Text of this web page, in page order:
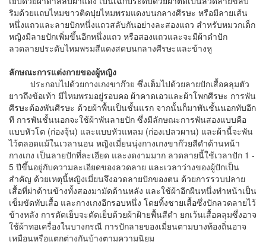
ริมด้วยแถบไหมขาวติดปุยไหมพรมแดงบนกลางศีรษะ หรือมีลายเส้น
หนึ่งแถวและลายปักหนึ่งแถวสลับกันอย่างละสองแถว สำหรับหมวกเด็ก
หญิงมีลายปักเพิ่มขึ้นอีกหนึ่งแถว หรือสองแถวและจะมีผ้าดำปัก
ลวดลายประดับไหมพรมสีแดงสดบนกลางศีรษะและข้างหู
ลักษณะการแต่งกายของผู้หญิง
ประกอบไปด้วยกางเกงขาก๊วย ซึ่งเต็มไปด้วยลายปักเสื้อคลุมตัว
ยาวถึงข้อเท้า มีไหมพรมอยู่รอบคอ ผ้าคาดเอวและผ้าโพกศีรษะ การพัน
ศีรษะต้องพันศีรษะ ด้วยผ้าพื้นเป็นชั้นแรก จากนั้นก็มาพันชั้นนอกทับอีก
ที การพันชั้นนอกจะใช้ผ้าพันลายปัก ซึ่งมีลักษณะการพันสองแบบคือ
แบบหัวโต (ก่องจุ้น) และแบบหัวแหลม (ก่องเปลวผาน) และผ้านี้จะพัน
ไว้ตลอดแม้ในเวลานอน หญิงเมี่ยนนุ่งกางเกงขาก๊วยสีดำด้านหน้า
กางเกง เป็นลายปักที่ละเอียด และงดงามมาก ลวดลายนี้ใช้เวลาปัก 1 -
5 ปีขึ้นอยู่กับความละเอียดของลวดลาย และเวลาว่างของผู้ปักเป็น
สำคัญ ด้วยเหตุนี้หญิงเมี่ยนจึงอวดลายปักของตน ด้วยการรวบปลาย
เสื้อที่ผ่าด้านข้างทั้งสองมามัดด้านหลัง และใช้ผ้าอีกผืนหนึ่งทำหน้าเป็น
เข็มขัดทับเสื้อ และกางเกงอีกรอบหนึ่ง โดยทิ้งชายเสื้อซึ่งปักลวดลายไว้
ข้างหลัง การตัดเย็บจะตัดเย็บด้วยผ้าฝ้ายพื้นสีดำ ยกเว้นเสื้อคลุมซึ่งอาจ
ใช้ผ้าทอเครื่องในบางกรณี การปักลายของเมี่ยนตามบางท้องถิ่นอาจ
เหมือนหรือแตกต่างกันบ้างตามความนิยม